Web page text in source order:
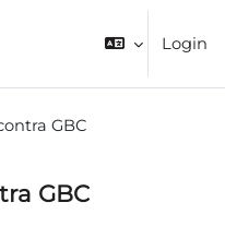
Login
GBC
GBC